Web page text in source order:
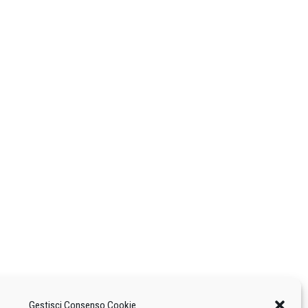
Gestisci Consenso Cookie